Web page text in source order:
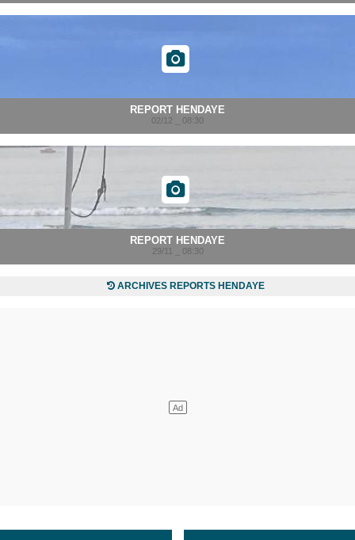
REPORT HENDAYE
02/12 _ 08:30
REPORT HENDAYE
29/11 _ 08:30
ARCHIVES REPORTS HENDAYE